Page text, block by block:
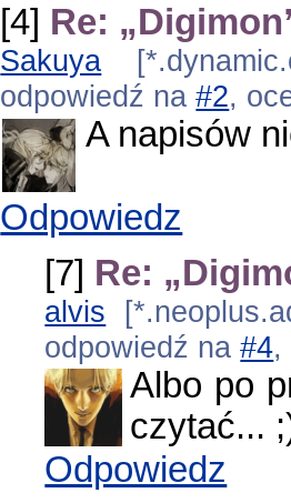
[4] Re:
Sakuya
odpowiedź na#2,
A napisów
Odpowiedz
[7] Re:
alvis
odpowiedź na#4,
Albo po
czytać...
Odpowiedz